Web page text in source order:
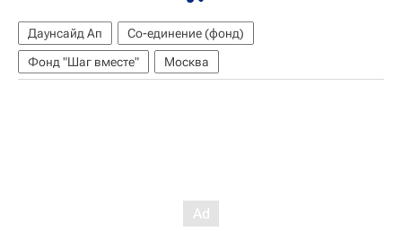
Даунсайд Ап
Со-единение (фонд)
Фонд "Шаг вместе"
Москва